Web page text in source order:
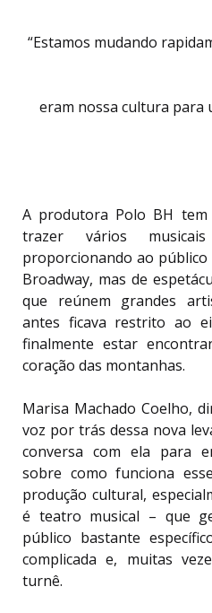
“Estamos mudando
eram nossa cultura para
A produtora Polo BH
trazer vários
proporcionando ao
Broadway, mas de
que reúnem grandes
antes ficava restrito ao
finalmente estar
coração das montanhas.
Marisa Machado Coelho,
voz por trás dessa nova
conversa com ela para
sobre como funciona
produção cultural,
é teatro musical – que
público bastante
complicada e, muitas
turnê.